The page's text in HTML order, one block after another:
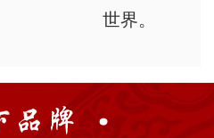
世界。